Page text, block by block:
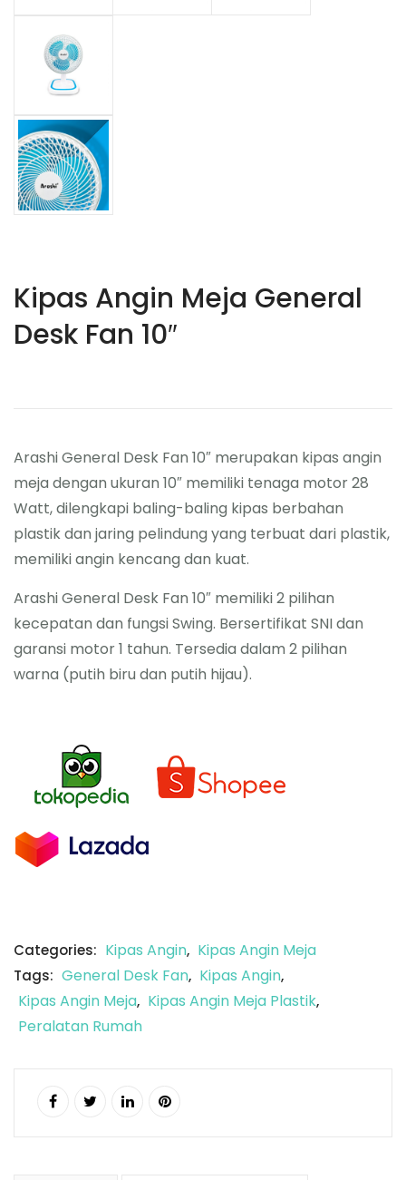
Kipas Angin Meja General
Desk Fan 10″
Arashi General Desk Fan 10″ merupakan kipas angin
meja dengan ukuran 10″ memiliki tenaga motor 28
Watt, dilengkapi baling-baling kipas berbahan
plastik dan jaring pelindung yang terbuat dari plastik,
memiliki angin kencang dan kuat.
Arashi General Desk Fan 10″ memiliki 2 pilihan
kecepatan dan fungsi Swing. Bersertifikat SNI dan
garansi motor 1 tahun. Tersedia dalam 2 pilihan
warna (putih biru dan putih hijau).
Categories: Kipas Angin, Kipas Angin Meja
Tags: General Desk Fan, Kipas Angin,
Kipas Angin Meja, Kipas Angin Meja Plastik,
Peralatan Rumah